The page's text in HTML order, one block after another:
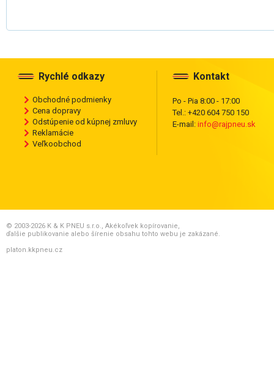
Rychlé odkazy
Obchodné podmienky
Cena dopravy
Odstúpenie od kúpnej zmluvy
Reklamácie
Veľkoobchod
Kontakt
Po - Pia 8:00 - 17:00
Tel.: +420 604 750 150
E-mail: info@rajpneu.sk
© 2003-2026 K & K PNEU s.r.o., Akékoľvek kopírovanie,
ďalšie publikovanie alebo šírenie obsahu tohto webu je zakázané.
platon.kkpneu.cz